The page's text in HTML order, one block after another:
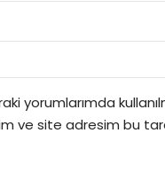
yorumlarımda
ve site adresim bu